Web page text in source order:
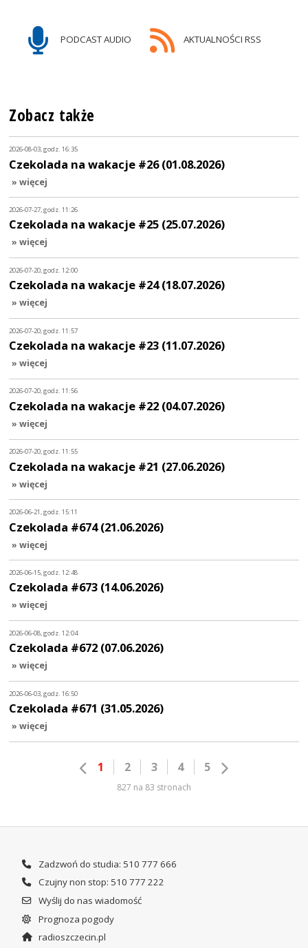
PODCAST AUDIO AKTUALNOŚCI RSS
Zobacz także
2026-08-03, godz. 16:35
Czekolada na wakacje #26 (01.08.2026)
» więcej
2026-07-27, godz. 11:26
Czekolada na wakacje #25 (25.07.2026)
» więcej
2026-07-20, godz. 12:00
Czekolada na wakacje #24 (18.07.2026)
» więcej
2026-07-20, godz. 11:57
Czekolada na wakacje #23 (11.07.2026)
» więcej
2026-07-20, godz. 11:56
Czekolada na wakacje #22 (04.07.2026)
» więcej
2026-07-20, godz. 11:55
Czekolada na wakacje #21 (27.06.2026)
» więcej
2026-06-21, godz. 15:11
Czekolada #674 (21.06.2026)
» więcej
2026-06-15, godz. 12:48
Czekolada #673 (14.06.2026)
» więcej
2026-06-08, godz. 12:04
Czekolada #672 (07.06.2026)
» więcej
2026-06-03, godz. 16:50
Czekolada #671 (31.05.2026)
» więcej
1 2 3 4 5
827 na 83 stronach
Zadzwoń do studia: 510 777 666
Czujny non stop: 510 777 222
Wyślij do nas wiadomość
Prognoza pogody
radioszczecin.pl